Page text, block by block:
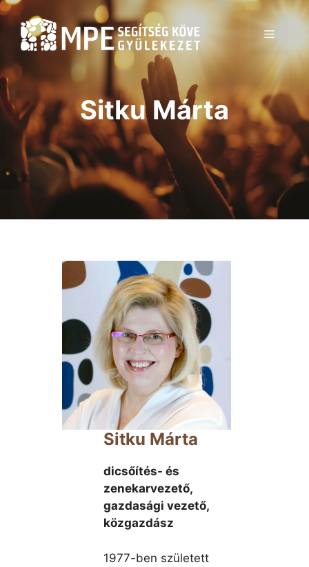
Kilépés
tartalomba
MENÜ
Sitku Márta
Sitku Márta
dicsőítés- és
zenekarvezető,
gazdasági vezető,
közgazdász
1977-ben született